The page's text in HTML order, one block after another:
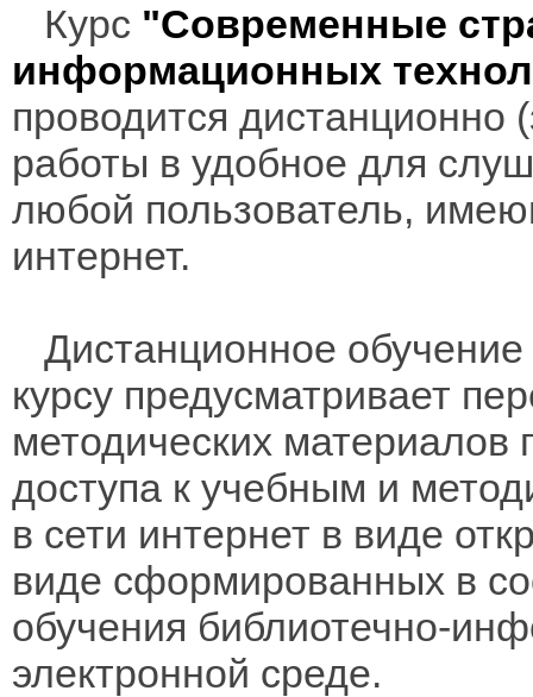
Курс "Современные
информационных
проводится дистанционно
работы в удобное для
любой пользователь,
интернет.
Дистанционное
курсу предусматривает
методических материалов
доступа к учебным и
в сети интернет в виде
виде сформированных в
обучения библиотечно-
электронной среде.